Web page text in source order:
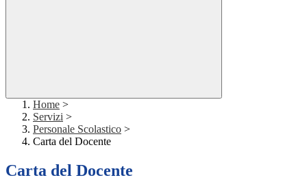
Home >
Servizi >
Personale Scolastico >
Carta del Docente
Carta del Docente